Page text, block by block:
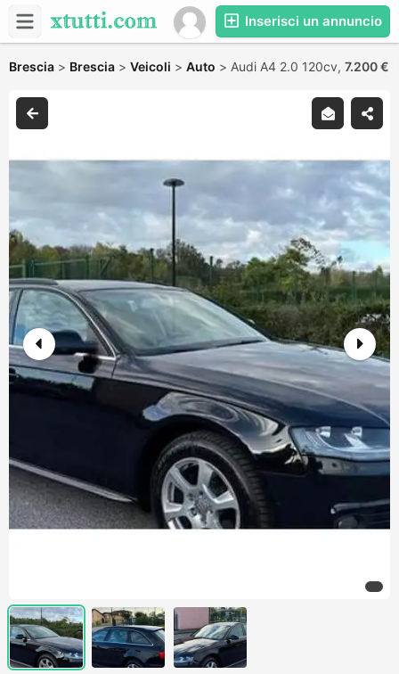
Inserisci un annuncio
Brescia > Brescia > Veicoli > Auto > Audi A4 2.0 120cv, 7.200 €